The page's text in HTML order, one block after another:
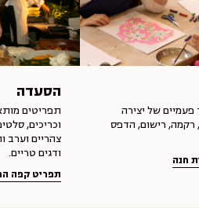
פעמיים של יצירה
רקמה, רישום, הדפס
חנה
הסעדה
תפריטים
וכריכים,
צהריים וערב
ודגים טריים.
תפריט קפה